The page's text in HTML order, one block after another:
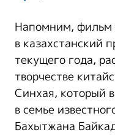
Напомним,
в казахстанский
текущего года,
творчестве
Синхая, который
в семье
Бахытжана